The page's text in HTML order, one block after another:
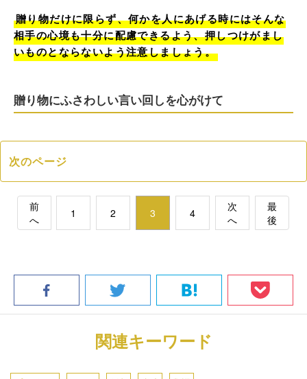
贈り物だけに限らず、何かを人にあげる時にはそんな
相手の心境も十分に配慮できるよう、押しつけがまし
いものとならないよう注意しましょう。
贈り物にふさわしい言い回しを心がけて
次のページ
前
へ
1 2 3 4
次
へ
最
後
関連キーワード